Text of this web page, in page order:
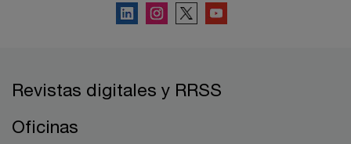
Revistas digitales y RRSS
Oficinas